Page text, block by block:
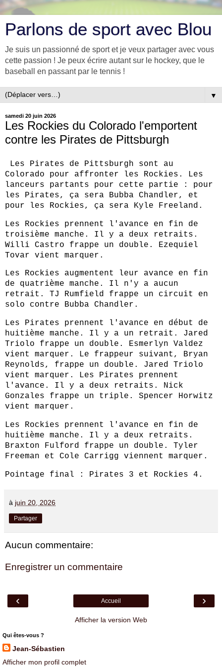
Parlons de sport avec Blou
Je suis un passionné de sport et je veux partager avec vous
cette passion ! Je peux écrire autant sur le hockey, que le
baseball en passant par le tennis !
▼
samedi 20 juin 2026
Les Rockies du Colorado l'emportent
contre les Pirates de Pittsburgh
Les Pirates de Pittsburgh sont au
Colorado pour affronter les Rockies. Les
lanceurs partants pour cette partie : pour
les Pirates, ça sera Bubba Chandler, et
pour les Rockies, ça sera Kyle Freeland.
Les Rockies prennent l'avance en fin de
troisième manche. Il y a deux retraits.
Willi Castro frappe un double. Ezequiel
Tovar vient marquer.
Les Rockies augmentent leur avance en fin
de quatrième manche. Il n'y a aucun
retrait. TJ Rumfield frappe un circuit en
solo contre Bubba Chandler.
Les Pirates prennent l'avance en début de
huitième manche. Il y a un retrait. Jared
Triolo frappe un double. Esmerlyn Valdez
vient marquer. Le frappeur suivant, Bryan
Reynolds, frappe un double. Jared Triolo
vient marquer. Les Pirates prennent
l'avance. Il y a deux retraits. Nick
Gonzales frappe un triple. Spencer Horwitz
vient marquer.
Les Rockies prennent l'avance en fin de
huitième manche. Il y a deux retraits.
Braxton Fulford frappe un double. Tyler
Freeman et Cole Carrigg viennent marquer.
Pointage final : Pirates 3 et Rockies 4.
à juin 20, 2026
Partager
Aucun commentaire:
Enregistrer un commentaire
‹ ›
Accueil
Afficher la version Web
Qui êtes-vous ?
Jean-Sébastien
Afficher mon profil complet